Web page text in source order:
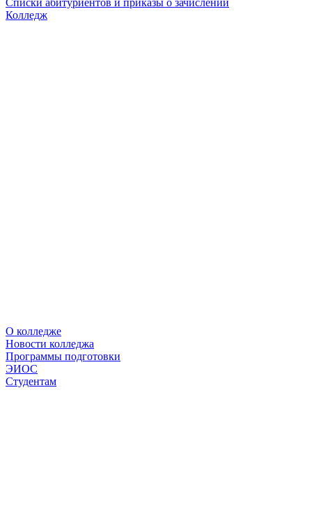
Списки абитуриентов и приказы о зачислении
Колледж
О колледже
Новости колледжа
Программы подготовки
ЭИОС
Студентам